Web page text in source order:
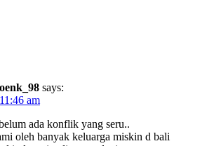
says:
am
ada konflik yang seru..
oleh banyak keluarga miskin d bali